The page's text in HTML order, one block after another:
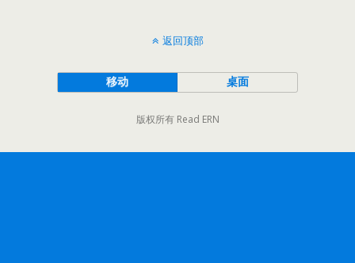
返回顶部
移动 桌面
版权所有 Read ERN